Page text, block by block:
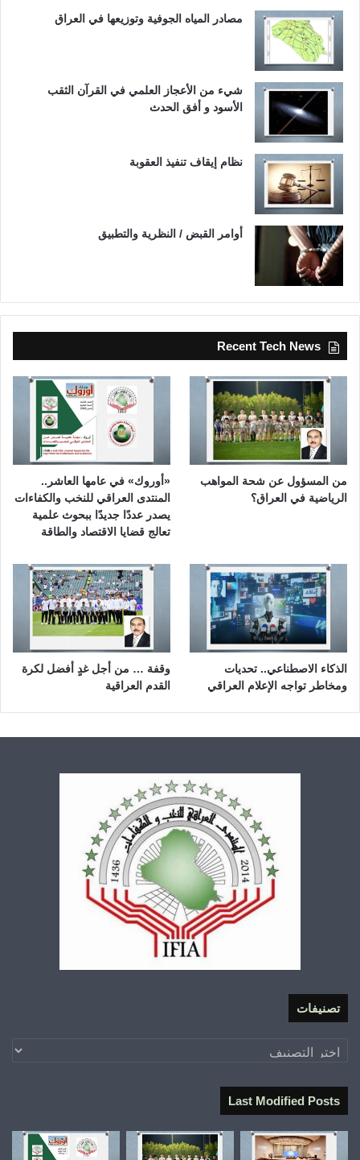
مصادر المياه الجوفية وتوزيعها في العراق
شيء من الأعجاز العلمي في القرآن الثقب
الأسود و أفق الحدث
نظام إيقاف تنفيذ العقوبة
أوامر القبض / النظرية والتطبيق
Recent Tech News
من المسؤول عن شحة المواهب
الرياضية في العراق؟
«أوروك» في عامها العاشر..
المنتدى العراقي للنخب والكفاءات
يصدر عددًا جديدًا ببحوث علمية
تعالج قضايا الاقتصاد والطاقة
الذكاء الاصطناعي.. تحديات
ومخاطر تواجه الإعلام العراقي
وقفة … من أجل غدٍ أفضل لكرة
القدم العراقية
تصنيفات
تصنيفات
Last Modified Posts